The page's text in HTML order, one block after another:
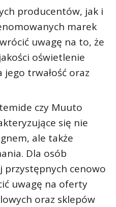
producentów, jak i
marek
uwagę na to, że
oświetlenie
jego trwałość oraz
czy Muuto
się nie
ale także
Dla osób
przystępnych cenowo
uwagę na oferty
oraz sklepów